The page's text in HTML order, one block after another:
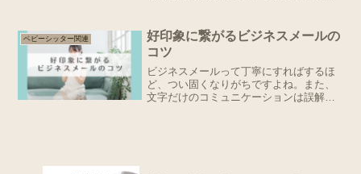
ます。子育て中の親に向けた実践的な対
処法も紹介します。
ベビーシッター関連
好印象に繋がるビジネスメールの
コツ
ビジネスメールって丁寧にすればするほ
ど、つい固くなりがちですよね。また、
文字だけのコミュニケーションは誤解が